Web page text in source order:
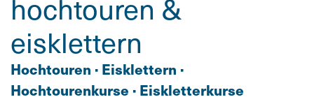
eisklettern
Hochtouren · Eisklettern ·
Hochtourenkurse · Eiskletterkurse